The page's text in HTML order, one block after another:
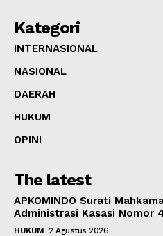
Kategori
INTERNASIONAL
NASIONAL
DAERAH
HUKUM
OPINI
The latest
APKOMINDO Surati
Administrasi Kasasi Nomor
HUKUM 2 Agustus 2026